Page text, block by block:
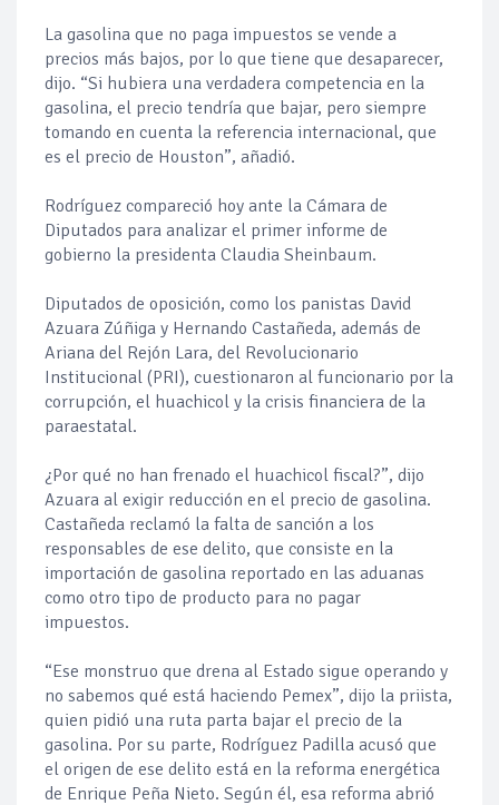
La gasolina que no paga impuestos se vende a
precios más bajos, por lo que tiene que desaparecer,
dijo. “Si hubiera una verdadera competencia en la
gasolina, el precio tendría que bajar, pero siempre
tomando en cuenta la referencia internacional, que
es el precio de Houston”, añadió.
Rodríguez compareció hoy ante la Cámara de
Diputados para analizar el primer informe de
gobierno la presidenta Claudia Sheinbaum.
Diputados de oposición, como los panistas David
Azuara Zúñiga y Hernando Castañeda, además de
Ariana del Rejón Lara, del Revolucionario
Institucional (PRI), cuestionaron al funcionario por la
corrupción, el huachicol y la crisis financiera de la
paraestatal.
¿Por qué no han frenado el huachicol fiscal?”, dijo
Azuara al exigir reducción en el precio de gasolina.
Castañeda reclamó la falta de sanción a los
responsables de ese delito, que consiste en la
importación de gasolina reportado en las aduanas
como otro tipo de producto para no pagar
impuestos.
“Ese monstruo que drena al Estado sigue operando y
no sabemos qué está haciendo Pemex”, dijo la priista,
quien pidió una ruta parta bajar el precio de la
gasolina. Por su parte, Rodríguez Padilla acusó que
el origen de ese delito está en la reforma energética
de Enrique Peña Nieto. Según él, esa reforma abrió